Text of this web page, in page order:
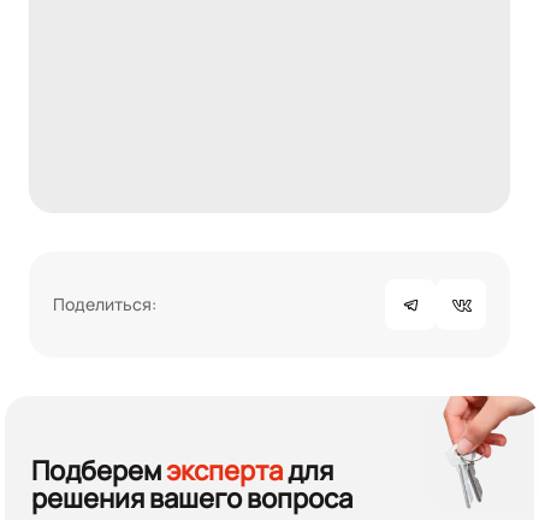
Поделиться:
Подберемэкспертадля
решения вашего вопроса